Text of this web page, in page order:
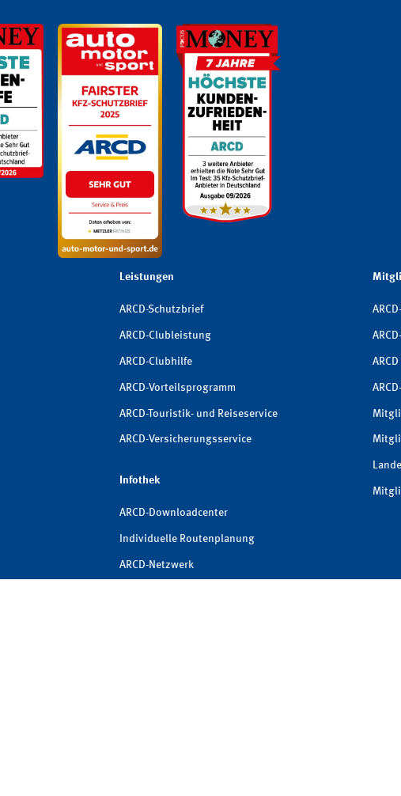
Leistungen
ARCD-Schutzbrief
ARCD-Clubleistung
ARCD-Clubhilfe
ARCD-Vorteilsprogramm
ARCD-Touristik- und Reiseservice
ARCD-Versicherungsservice
Infothek
ARCD-Downloadcenter
Individuelle Routenplanung
ARCD-Netzwerk